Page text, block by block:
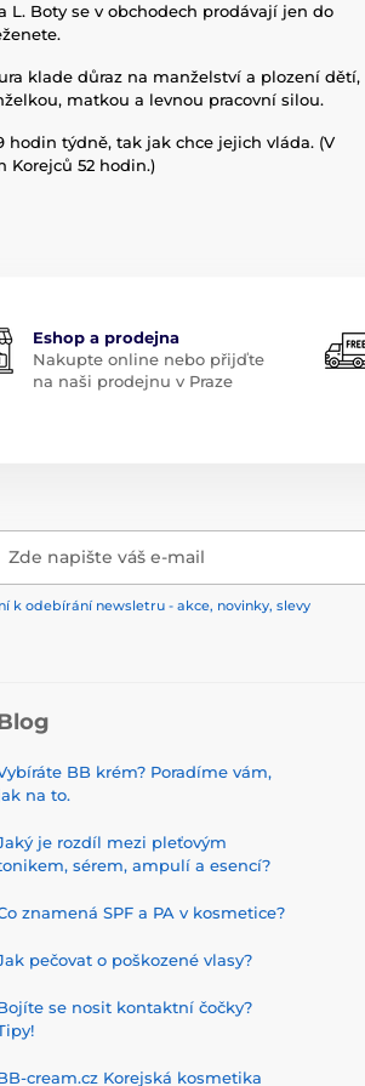
L. Boty se v obchodech prodávají jen do
klade důraz na manželství a plození dětí,
matkou a levnou pracovní silou.
týdně, tak jak chce jejich vláda. (V
Korejců 52 hodin.)
Eshop a prodejna
Nakupte online nebo přijďte
na naši prodejnu v Praze
Zde napište váš e-mail
k odebírání newsletru - akce, novinky, slevy
BB krém? Poradíme vám,
na to.
je rozdíl mezi pleťovým
sérem, ampulí a esencí?
znamená SPF a PA v kosmetice?
pečovat o poškozené vlasy?
se nosit kontaktní čočky?
cream.cz Korejská kosmetika